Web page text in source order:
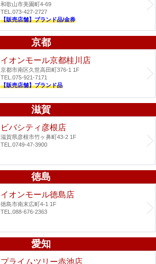
和歌山市美園町4-69
TEL.073-427-2727
【販売店舗】ブランド品/金券
京都
イオンモール京都桂川店
京都市南区久世高田町376-1 1F
TEL.075-921-7171
【販売店舗】ブランド品
滋賀
ビバシティ彦根店
滋賀県彦根市竹ヶ鼻町43-2 1F
TEL.0749-47-3900
徳島
イオンモール徳島店
徳島市南末広町4-1 1F
TEL.088-676-2363
愛知
プライムツリー赤池店